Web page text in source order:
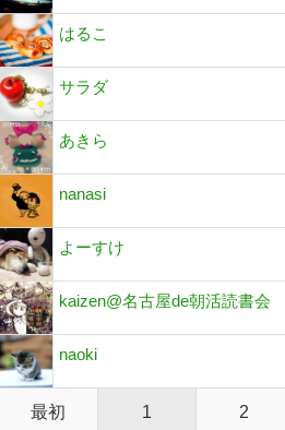
はるこ
サラダ
あきら
nanasi
よーすけ
kaizen@名古屋de朝活読書会
naoki
最初 1 2